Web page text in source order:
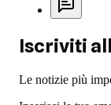
Iscriviti
Le notizie più